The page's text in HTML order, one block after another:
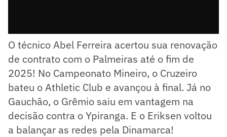
O técnico Abel Ferreira acertou sua renovação
de contrato com o Palmeiras até o fim de
2025! No Campeonato Mineiro, o Cruzeiro
bateu o Athletic Club e avançou à final. Já no
Gauchão, o Grêmio saiu em vantagem na
decisão contra o Ypiranga. E o Eriksen voltou
a balançar as redes pela Dinamarca!